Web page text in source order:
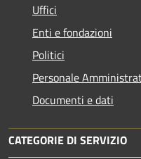
Uffici
Enti e fondazioni
Politici
Personale
Documenti e dati
CATEGORIE DI SERVIZIO